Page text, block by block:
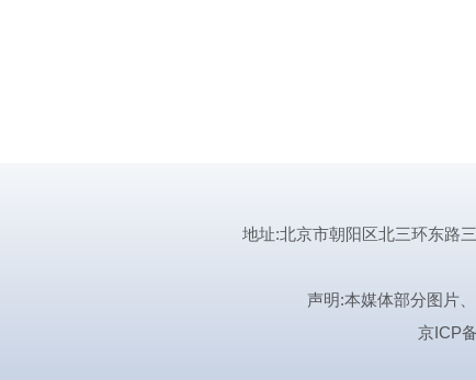
地址:北京市朝阳区北三环东路
声明:本媒体部分图片
京ICP